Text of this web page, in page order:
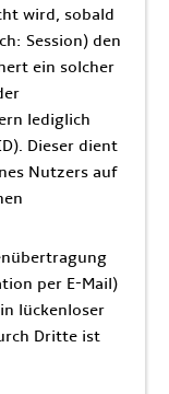
wird, sobald
Session) den
ein solcher
lediglich
Dieser dient
Nutzers auf
per E-Mail)
lückenloser
Dritte ist